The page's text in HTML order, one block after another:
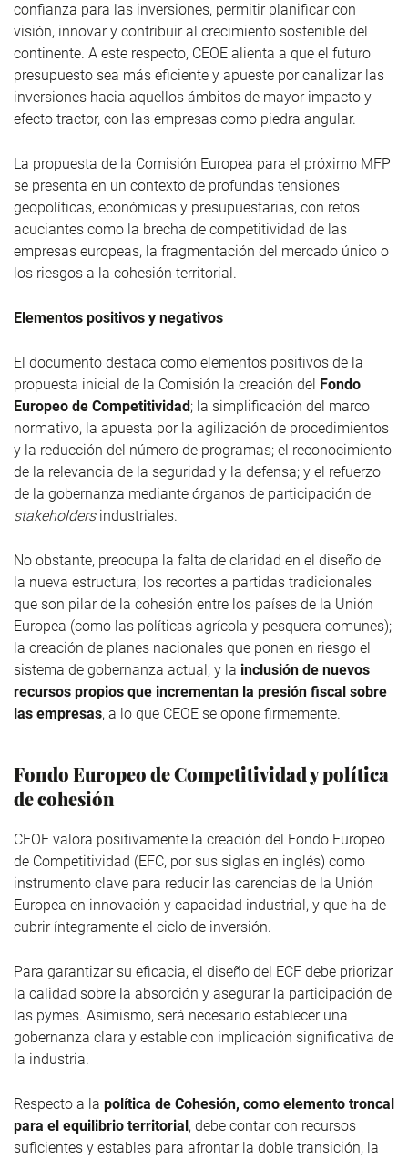
confianza para las inversiones, permitir planificar con
visión, innovar y contribuir al crecimiento sostenible del
continente. A este respecto, CEOE alienta a que el futuro
presupuesto sea más eficiente y apueste por canalizar las
inversiones hacia aquellos ámbitos de mayor impacto y
efecto tractor, con las empresas como piedra angular.
La propuesta de la Comisión Europea para el próximo MFP
se presenta en un contexto de profundas tensiones
geopolíticas, económicas y presupuestarias, con retos
acuciantes como la brecha de competitividad de las
empresas europeas, la fragmentación del mercado único o
los riesgos a la cohesión territorial.
Elementos positivos y negativos
El documento destaca como elementos positivos de la
propuesta inicial de la Comisión la creación del Fondo
Europeo de Competitividad ; la simplificación del marco
normativo, la apuesta por la agilización de procedimientos
y la reducción del número de programas; el reconocimiento
de la relevancia de la seguridad y la defensa; y el refuerzo
de la gobernanza mediante órganos de participación de
stakeholdersindustriales.
No obstante, preocupa la falta de claridad en el diseño de
la nueva estructura; los recortes a partidas tradicionales
que son pilar de la cohesión entre los países de la Unión
Europea (como las políticas agrícola y pesquera comunes);
la creación de planes nacionales que ponen en riesgo el
sistema de gobernanza actual; y la inclusión de nuevos
recursos propios que incrementan la presión fiscal sobre
las empresas, a lo que CEOE se opone firmemente.
Fondo Europeo de Competitividad y política
de cohesión
CEOE valora positivamente la creación del Fondo Europeo
de Competitividad (EFC, por sus siglas en inglés) como
instrumento clave para reducir las carencias de la Unión
Europea en innovación y capacidad industrial, y que ha de
cubrir íntegramente el ciclo de inversión.
Para garantizar su eficacia, el diseño del ECF debe priorizar
la calidad sobre la absorción y asegurar la participación de
las pymes. Asimismo, será necesario establecer una
gobernanza clara y estable con implicación significativa de
la industria.
Respecto a la política de Cohesión, como elemento troncal
para el equilibrio territorial , debe contar con recursos
suficientes y estables para afrontar la doble transición, la